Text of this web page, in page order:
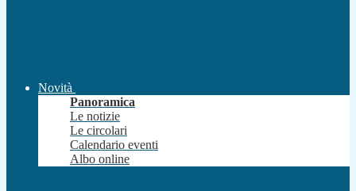
Novità
Panoramica
Le notizie
Le circolari
Calendario eventi
Albo online